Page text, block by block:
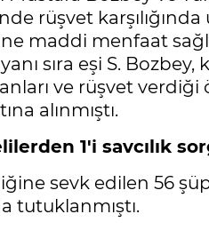
rüşvet
maddi menfaat
sıra eşi S. Bozbey,
ve rüşvet verdiği
alınmıştı.
1'i savcılık
sevk edilen 56
tutuklanmıştı.